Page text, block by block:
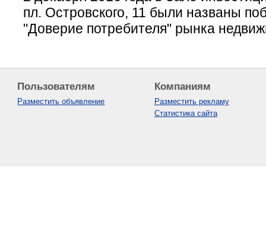
пл. Островского, 11 были названы
"Доверие потребителя" рынка
Пользователям
Разместить объявление
Компаниям
Разместить рекламу
Статистика сайта